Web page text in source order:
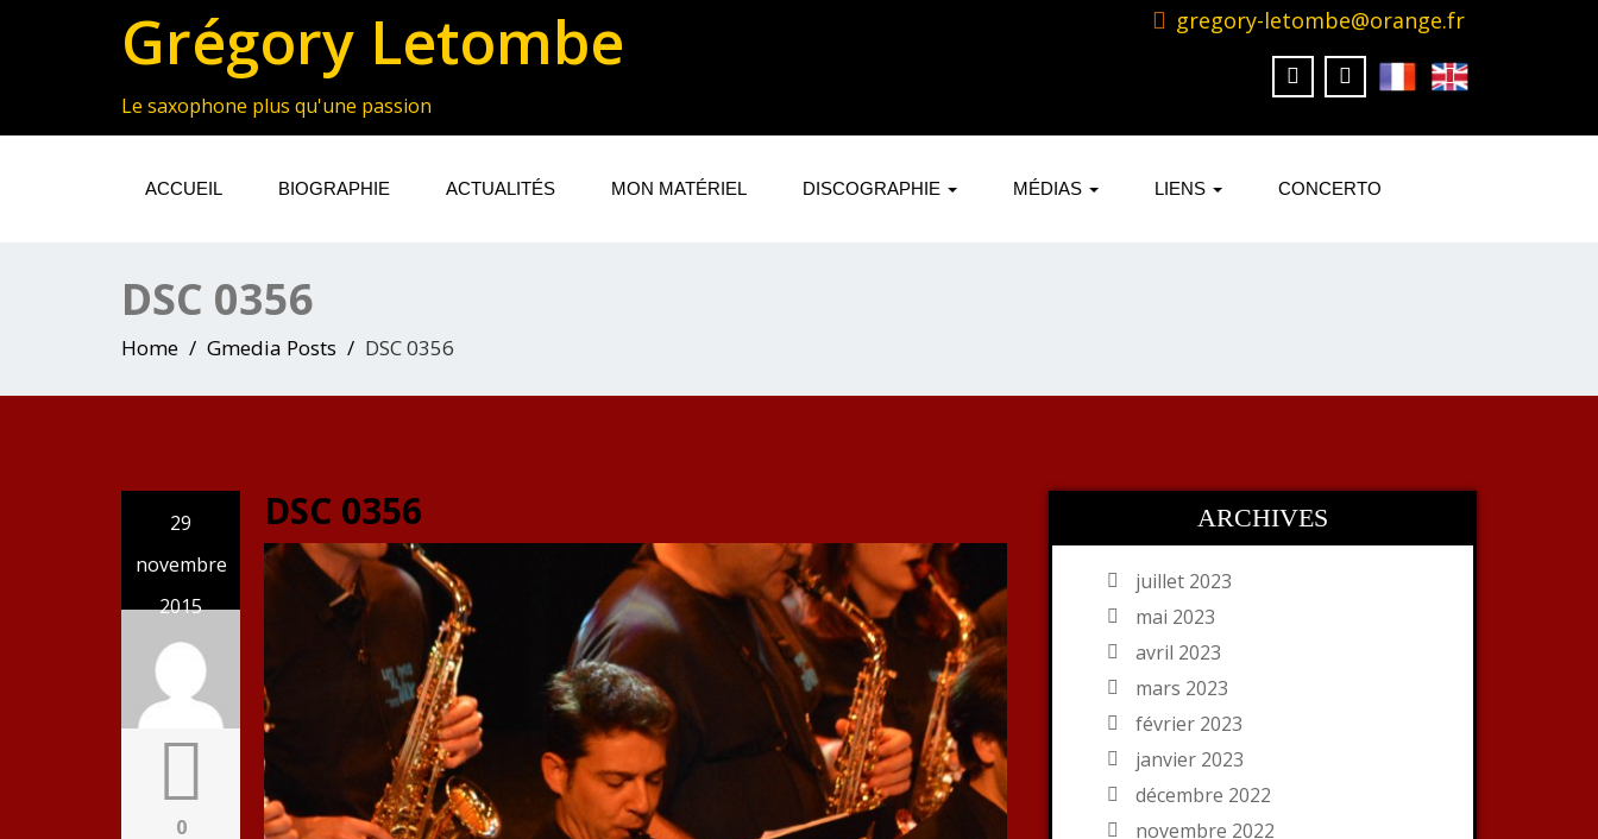
Grégory Letombe
Le saxophone plus qu'une passion
gregory-letombe@orange.fr
ACCUEIL BIOGRAPHIE ACTUALITÉS MON MATÉRIEL DISCOGRAPHIE MÉDIAS LIENS CONCERTO
DSC 0356
Home Gmedia Posts DSC 0356
29
novembre
2015
0
DSC 0356 ARCHIVES
juillet 2023
mai 2023
avril 2023
mars 2023
février 2023
janvier 2023
décembre 2022
novembre 2022